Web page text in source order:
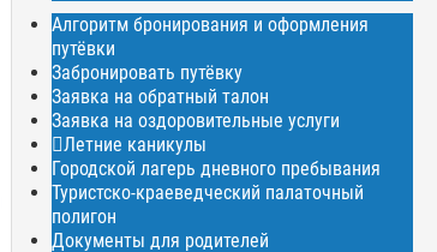
Алгоритм бронирования и оформления
путёвки
Забронировать путёвку
Заявка на обратный талон
Заявка на оздоровительные услуги
Летние каникулы
Городской лагерь дневного пребывания
Туристско-краеведческий палаточный
полигон
Документы для родителей